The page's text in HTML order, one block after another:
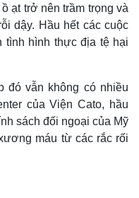
ạt trở nên trầm trọng và
dậy. Hầu hết các cuộc
tình hình thực địa tệ hại
đó vẫn không có nhiều
của Viện Cato, hầu
sách đối ngoại của Mỹ
máu từ các rắc rối